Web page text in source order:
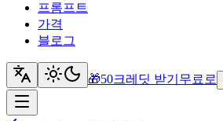
프롬프트
가격
블로그
🎁50크레딧 받기 무료로